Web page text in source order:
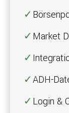
Market
ADH-
Login &